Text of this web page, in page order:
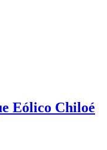
Eólico Chiloé